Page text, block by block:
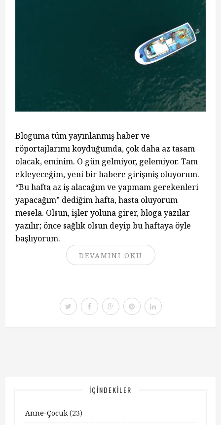
Bloguma tüm yayınlanmış haber ve
röportajlarımı koyduğumda, çok daha az tasam
olacak, eminim. O gün gelmiyor, gelemiyor. Tam
ekleyeceğim, yeni bir habere girişmiş oluyorum.
“Bu hafta az iş alacağım ve yapmam gerekenleri
yapacağım” dediğim hafta, hasta oluyorum
mesela. Olsun, işler yoluna girer, bloga yazılar
yazılır; önce sağlık olsun deyip bu haftaya öyle
başlıyorum.
DEVAMINI OKU
İÇINDEKILER
Anne-Çocuk(23)